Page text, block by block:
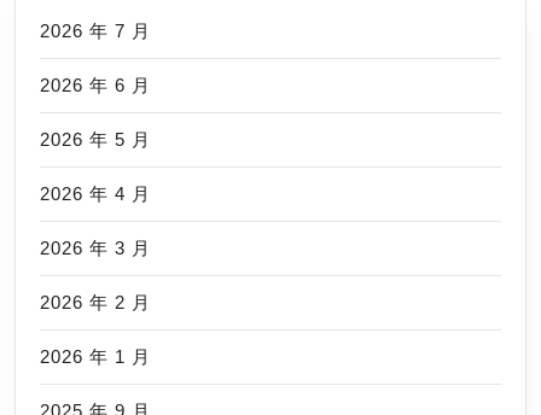
2026 年 7 月
2026 年 6 月
2026 年 5 月
2026 年 4 月
2026 年 3 月
2026 年 2 月
2026 年 1 月
2025 年 9 月